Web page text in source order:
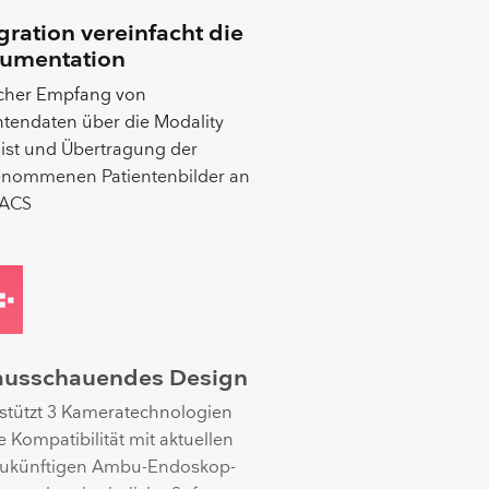
vereinfacht die
Empfang von
über die Modality
und Übertragung der
Patientenbilder an
Design
3 Kameratechnologien
Kompatibilität mit aktuellen
Ambu-Endoskop-